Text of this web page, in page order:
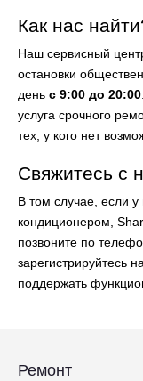
Как нас
Наш сервисный
остановки
день с 9:00 до 20:00
услуга срочного
тех, у кого нет
Свяжитесь с
В том случае, если у
кондиционером,
позвоните по
зарегистрируйтесь
поддержать
Ремонт